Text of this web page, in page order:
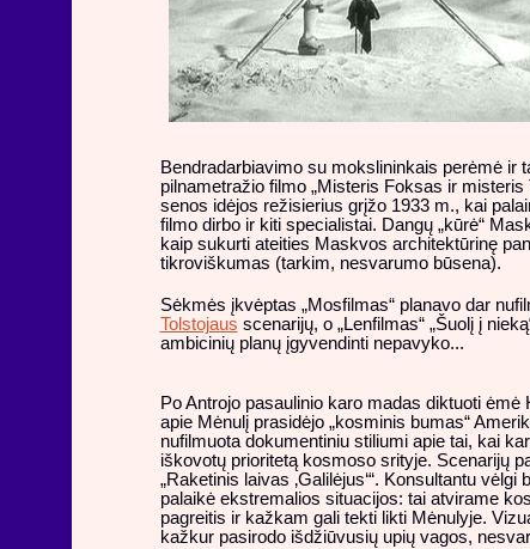
Bendradarbiavimo su mokslininkais perėmė ir
pilnametražio filmo „Misteris Foksas ir misteris
senos idėjos režisierius grįžo 1933 m., kai
filmo dirbo ir kiti specialistai. Dangų „kūrė“
kaip sukurti ateities Maskvos architektūrinę
tikroviškumas (tarkim, nesvarumo būsena).
Sėkmės įkvėptas „Mosfilmas“ planavo dar
Tolstojaus scenarijų, o „Lenfilmas“ „Šuolį į
ambicinių planų įgyvendinti nepavyko...
Po Antrojo pasaulinio karo madas diktuoti
apie Mėnulį prasidėjo „kosminis bumas“
nufilmuota dokumentiniu stiliumi apie tai, kai
iškovotų prioritetą kosmoso srityje. Scenarijų
„Raketinis laivas ‚Galilėjus‘“. Konsultantu vėlgi
palaikė ekstremalios situacijos: tai atvirame
pagreitis ir kažkam gali tekti likti Mėnulyje.
kažkur pasirodo išdžiūvusių upių vagos,